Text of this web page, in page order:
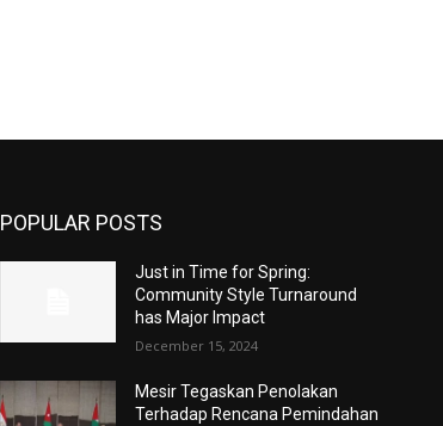
POPULAR POSTS
Just in Time for Spring:
Community Style Turnaround
has Major Impact
December 15, 2024
Mesir Tegaskan Penolakan
Terhadap Rencana Pemindahan